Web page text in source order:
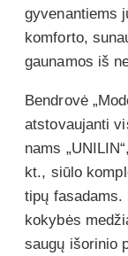
gyvenantiems
komforto,
gaunamos iš
Bendrovė
atstovaujanti
nams
kt., siūlo
tipų
kokybės
saugų išorinio